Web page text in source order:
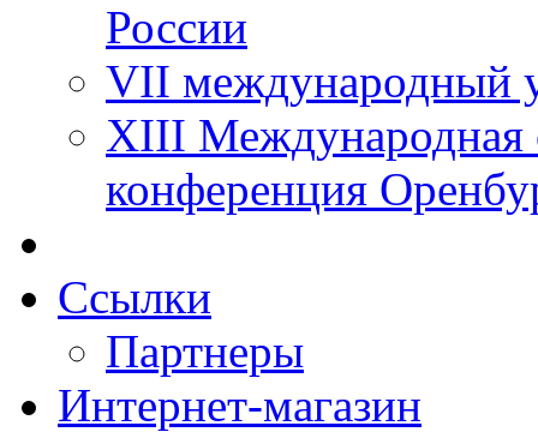
России
VII международный
XIII Международная
конференция
Ссылки
Партнеры
Интернет-магазин